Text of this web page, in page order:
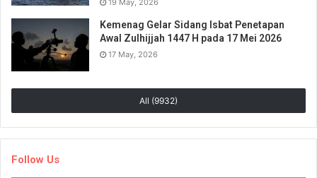
19 May, 2026
Kemenag Gelar Sidang Isbat Penetapan
Awal Zulhijjah 1447 H pada 17 Mei 2026
17 May, 2026
All (9932)
Follow Us